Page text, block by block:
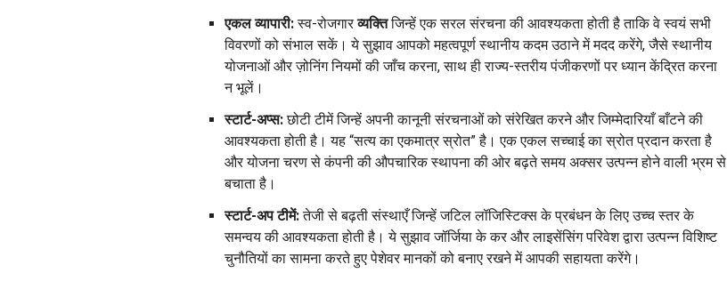
एकल व्यापारी:स्व-रोजगारव्यक्तिजिन्हें एक सरल संरचना की आवश्यकता होती है ताकि वे स्वयं सभी
विवरणों को संभाल सकें। ये सुझाव आपको महत्वपूर्ण स्थानीय कदम उठाने में मदद करेंगे, जैसे स्थानीय
योजनाओं और ज़ोनिंग नियमों की जाँच करना, साथ ही राज्य-स्तरीय पंजीकरणों पर ध्यान केंद्रित करना
न भूलें।
स्टार्ट-अप्स:छोटी टीमें जिन्हें अपनी कानूनी संरचनाओं को संरेखित करने और जिम्मेदारियाँ बाँटने की
आवश्यकता होती है। यह “सत्य का एकमात्र स्रोत” है। एक एकल सच्चाई का स्रोत प्रदान करता है
और योजना चरण से कंपनी की औपचारिक स्थापना की ओर बढ़ते समय अक्सर उत्पन्न होने वाली भ्रम से
बचाता है।
स्टार्ट-अप टीमें:तेजी से बढ़ती संस्थाएँ जिन्हें जटिल लॉजिस्टिक्स के प्रबंधन के लिए उच्च स्तर के
समन्वय की आवश्यकता होती है। ये सुझाव जॉर्जिया के कर और लाइसेंसिंग परिवेश द्वारा उत्पन्न विशिष्ट
चुनौतियों का सामना करते हुए पेशेवर मानकों को बनाए रखने में आपकी सहायता करेंगे।